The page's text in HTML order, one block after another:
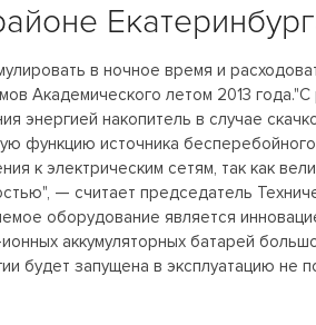
в ночное время и
Академического летом 2013
энергией накопитель в случае
функцию источника
к электрическим сетям, так как
— считает председатель
оборудование является
аккумуляторных батарей
будет запущена в эксплуатацию не